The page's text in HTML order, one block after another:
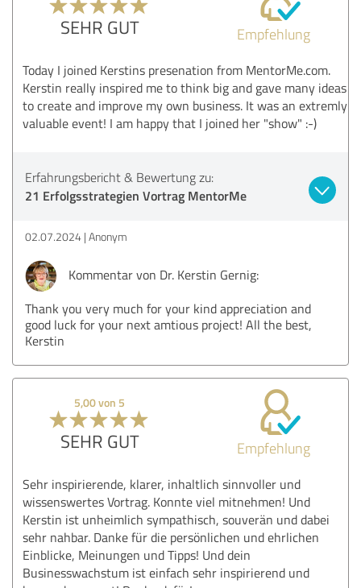
SEHR GUT Empfehlung
Today I joined Kerstins presenation from MentorMe.com.
Kerstin really inspired me to think big and gave many ideas
to create and improve my own business. It was an extremly
valuable event! I am happy that I joined her "show" :-)
Erfahrungsbericht & Bewertung zu:
21 Erfolgsstrategien Vortrag MentorMe
02.07.2024 Anonym
Kommentar von Dr. Kerstin Gernig:
Thank you very much for your kind appreciation and
good luck for your next amtious project! All the best,
Kerstin
5,00 von 5
SEHR GUT Empfehlung
Sehr inspirierende, klarer, inhaltlich sinnvoller und
wissenswertes Vortrag. Konnte viel mitnehmen! Und
Kerstin ist unheimlich sympathisch, souverän und dabei
sehr nahbar. Danke für die persönlichen und ehrlichen
Einblicke, Meinungen und Tipps! Und dein
Businesswachstum ist einfach sehr inspirierend und